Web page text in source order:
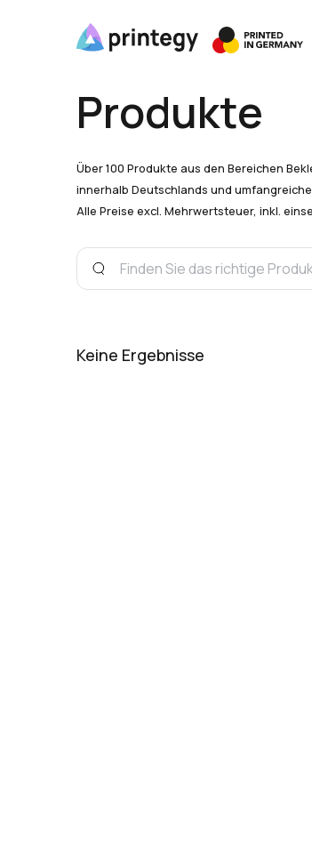
Produkte
Über 100 Produkte aus den Bereichen
innerhalb Deutschlands und
Alle Preise excl. Mehrwertsteuer, inkl.
Keine Ergebnisse